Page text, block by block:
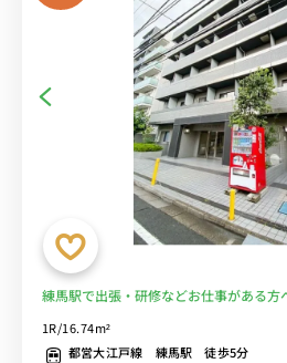
練馬駅で出張・研修などお仕事がある方
通勤♪駅前充実で自炊もラクラク！■選
1R/16.74m²
都営大江戸線 練馬駅 徒歩5分